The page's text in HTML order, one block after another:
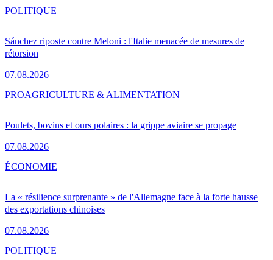
Sánchez riposte contre Meloni : l'Italie menacée de mesures de
rétorsion
07.08.2026
POLITIQUE
Poulets, bovins et ours polaires : la grippe aviaire se propage
07.08.2026
PROAGRICULTURE & ALIMENTATION
La « résilience surprenante » de l'Allemagne face à la forte hausse
des exportations chinoises
07.08.2026
ÉCONOMIE
POLITIQUE